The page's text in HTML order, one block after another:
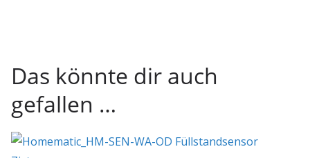
Das könnte dir auch
gefallen …